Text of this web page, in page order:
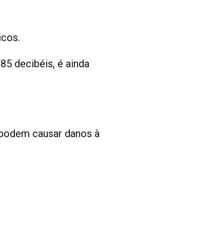
decibéis, é ainda
causar danos à